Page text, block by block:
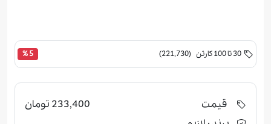
30 تا 100 کارتن (221,730) 5 %
قیمت
233,400 تومان